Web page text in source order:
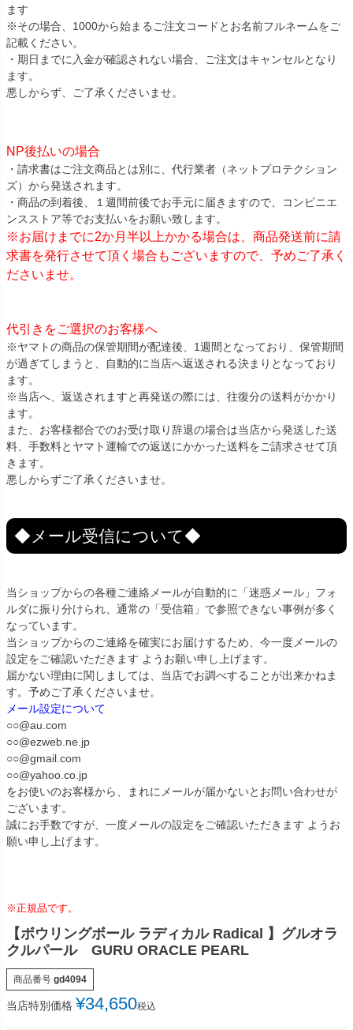
ます
※その場合、1000から始まるご注文コードとお名前フルネームをご
記載ください。
・期日までに入金が確認されない場合、ご注文はキャンセルとなり
ます。
悪しからず、ご了承くださいませ。
NP後払いの場合
・請求書はご注文商品とは別に、代行業者（ネットプロテクション
ズ）から発送されます。
・商品の到着後、１週間前後でお手元に届きますので、コンビニエ
ンスストア等でお支払いをお願い致します。
※お届けまでに2か月半以上かかる場合は、商品発送前に請
求書を発行させて頂く場合もございますので、予めご了承く
ださいませ。
代引きをご選択のお客様へ
※ヤマトの商品の保管期間が配達後、1週間となっており、保管期間
が過ぎてしまうと、自動的に当店へ返送される決まりとなっており
ます。
※当店へ、返送されますと再発送の際には、往復分の送料がかかり
ます。
また、お客様都合でのお受け取り辞退の場合は当店から発送した送
料、手数料とヤマト運輸での返送にかかった送料をご請求させて頂
きます。
悪しからずご了承くださいませ。
◆メール受信について◆
当ショップからの各種ご連絡メールが自動的に「迷惑メール」フォ
ルダに振り分けられ、通常の「受信箱」で参照できない事例が多く
なっています。
当ショップからのご連絡を確実にお届けするため、今一度メールの
設定をご確認いただきます ようお願い申し上げます。
届かない理由に関しましては、当店でお調べすることが出来かねま
す。予めご了承くださいませ。
メール設定について
○○@au.com
○○@ezweb.ne.jp
○○@gmail.com
○○@yahoo.co.jp
をお使いのお客様から、まれにメールが届かないとお問い合わせが
ございます。
誠にお手数ですが、一度メールの設定をご確認いただきます ようお
願い申し上げます。
※正規品です。
【ボウリングボール ラディカル Radical 】グルオラ
クルパール GURU ORACLE PEARL
商品番号 gd4094
当店特別価格 ¥34,650税込